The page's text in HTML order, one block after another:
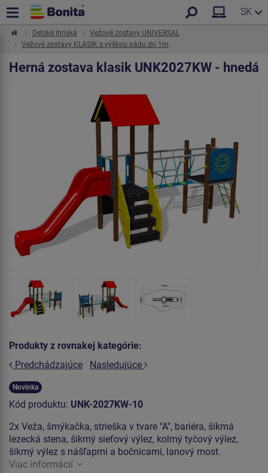
SK
Detské ihriská
Vežové zostavy UNIVERSAL
Vežové zostavy KLASIK s výškou pádu do 1m
Herná zostava klasik UNK2027KW - hnedá
Produkty z rovnakej kategórie:
Predchádzajúce
Nasledujúce
Novinka
Kód produktu: UNK-2027KW-10
2x Veža, šmýkačka, strieška v tvare "A", bariéra, šikmá
lezecká stena, šikmý sieťový výlez, kolmý tyčový výlez,
šikmý výlez s nášľapmi a bočnicami, lanový most.
Viac informácií